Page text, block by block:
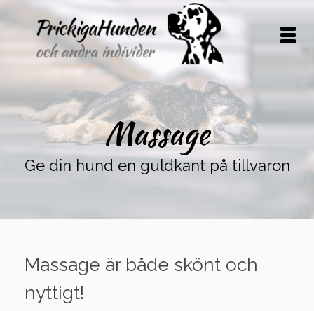
Massage
Ge din hund en guldkant på tillvaron
Massage är både skönt och
nyttigt!